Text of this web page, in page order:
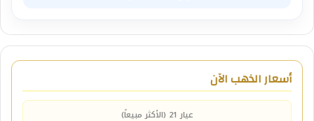
أسعار الذهب الآن
عيار 21 (الأكثر مبيعاً)